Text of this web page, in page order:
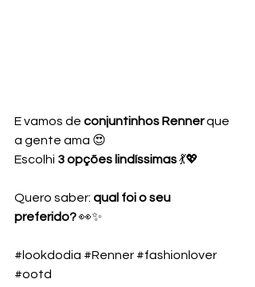
E vamos de conjuntinhos Renner que
a gente ama 😍
Escolhi 3 opções lindíssimas 💃💖
Quero saber: qual foi o seu
preferido? 👀✨
#lookdodia #Renner #fashionlover
#ootd